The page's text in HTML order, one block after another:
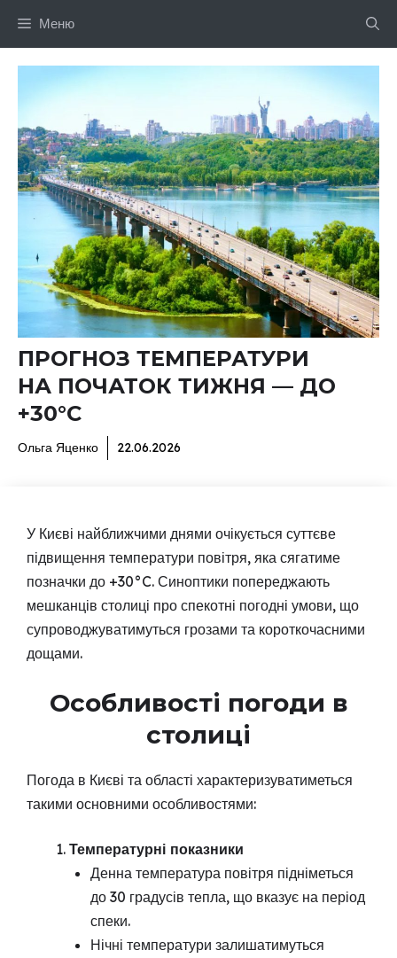
Меню
ПРОГНОЗ ТЕМПЕРАТУРИ
НА ПОЧАТОК ТИЖНЯ — ДО
+30°C
Ольга Яценко 22.06.2026
У Києві найближчими днями очікується суттєве
підвищення температури повітря, яка сягатиме
позначки до +30°C. Синоптики попереджають
мешканців столиці про спекотні погодні умови, що
супроводжуватимуться грозами та короткочасними
дощами.
Особливості погоди в
столиці
Погода в Києві та області характеризуватиметься
такими основними особливостями:
Температурні показники
Денна температура повітря підніметься
до 30 градусів тепла, що вказує на період
спеки.
Нічні температури залишатимуться